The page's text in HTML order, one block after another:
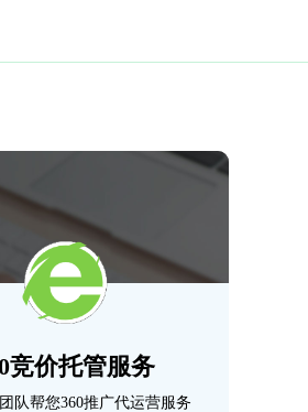
竞价托管服务
队帮您360推广代运营服务